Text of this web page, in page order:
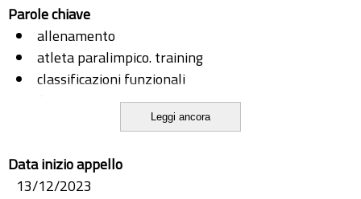
Parole chiave
allenamento
atleta paralimpico. training
classificazioni funzionali
forza muscolare
functional classification
pallacanestro in carrozzina
paralimpic athlete.
Leggi ancora
Data inizio appello
13/12/2023